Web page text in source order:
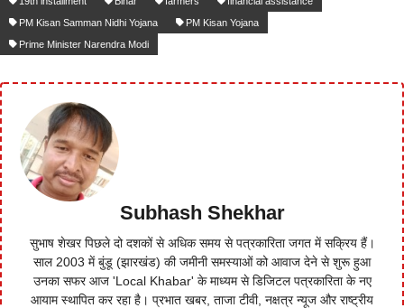
PM Kisan Samman Nidhi Yojana
PM Kisan Yojana
Prime Minister Narendra Modi
Subhash Shekhar
सुभाष शेखर पिछले दो दशकों से अधिक समय से पत्रकारिता जगत में सक्रिय हैं।
साल 2003 में बुंडू (झारखंड) की जमीनी समस्याओं को आवाज देने से शुरू हुआ
उनका सफर आज 'Local Khabar' के माध्यम से डिजिटल पत्रकारिता के नए
आयाम स्थापित कर रहा है। प्रभात खबर, ताजा टीवी, नक्षत्र न्यूज और राष्ट्रीय